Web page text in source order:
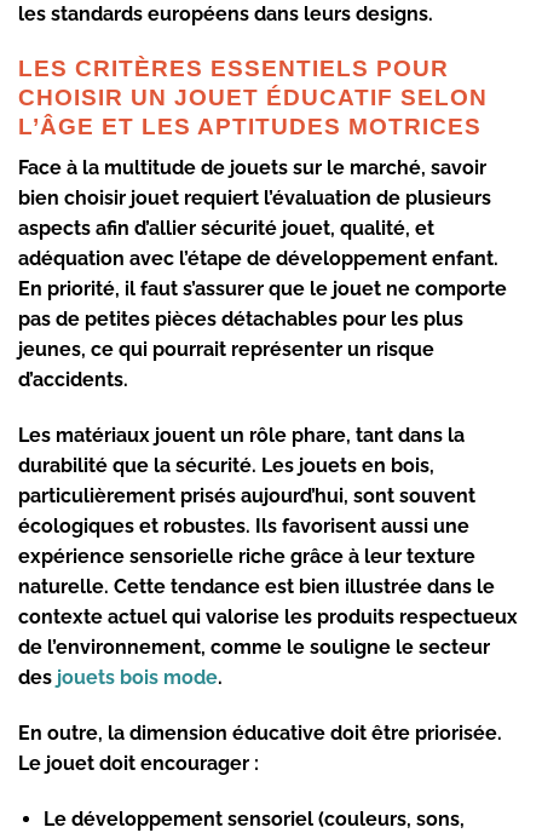
les standards européens dans leurs designs.
LES CRITÈRES ESSENTIELS POUR
CHOISIR UN JOUET ÉDUCATIF SELON
L’ÂGE ET LES APTITUDES MOTRICES
Face à la multitude de jouets sur le marché, savoir
bien choisir jouet requiert l’évaluation de plusieurs
aspects afin d’allier sécurité jouet, qualité, et
adéquation avec l’étape de développement enfant.
En priorité, il faut s’assurer que le jouet ne comporte
pas de petites pièces détachables pour les plus
jeunes, ce qui pourrait représenter un risque
d’accidents.
Les matériaux jouent un rôle phare, tant dans la
durabilité que la sécurité. Les jouets en bois,
particulièrement prisés aujourd’hui, sont souvent
écologiques et robustes. Ils favorisent aussi une
expérience sensorielle riche grâce à leur texture
naturelle. Cette tendance est bien illustrée dans le
contexte actuel qui valorise les produits respectueux
de l’environnement, comme le souligne le secteur
des jouets bois mode.
En outre, la dimension éducative doit être priorisée.
Le jouet doit encourager :
Le développement sensoriel (couleurs, sons,